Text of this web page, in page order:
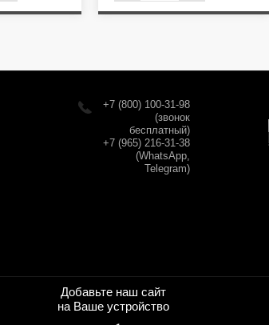
+7 (800) 100-31-98
(звонок
бесплатный)
+7 (965) 216-31-38
(WhatsApp,
Telegram)
Добавьте наш сайт
на Ваше устройство